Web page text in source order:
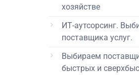
хозяйстве
ИТ-аутсорсинг.
поставщика услуг.
Выбираем
быстрых и